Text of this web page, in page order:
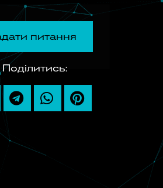
питання
Поділитись: